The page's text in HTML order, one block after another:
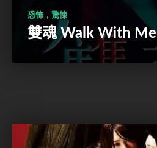
恐怖 , 驚悚
雙魂 Walk With Me